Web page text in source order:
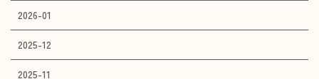
2026-01
2025-12
2025-11